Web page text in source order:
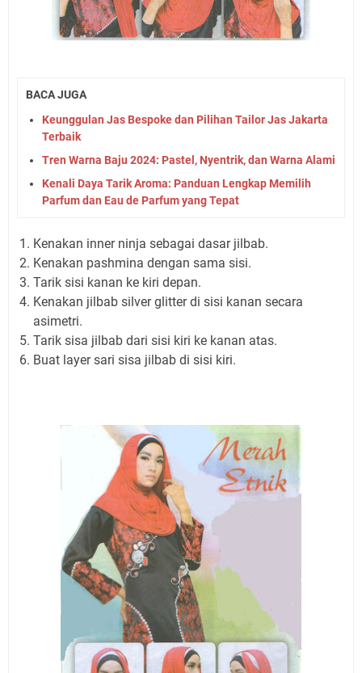
BACA JUGA
Keunggulan Jas Bespoke dan Pilihan Tailor Jas Jakarta
Terbaik
Tren Warna Baju 2024: Pastel, Nyentrik, dan Warna Alami
Kenali Daya Tarik Aroma: Panduan Lengkap Memilih
Parfum dan Eau de Parfum yang Tepat
Kenakan inner ninja sebagai dasar jilbab.
Kenakan pashmina dengan sama sisi.
Tarik sisi kanan ke kiri depan.
Kenakan jilbab silver glitter di sisi kanan secara
asimetri.
Tarik sisa jilbab dari sisi kiri ke kanan atas.
Buat layer sari sisa jilbab di sisi kiri.